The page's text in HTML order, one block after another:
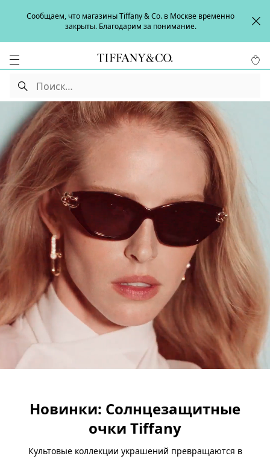
Сообщаем, что магазины Tiffany & Co. в Москве временно
закрыты. Благодарим за понимание.
Новинки: Солнцезащитные
очки Tiffany
Культовые коллекции украшений превращаются в